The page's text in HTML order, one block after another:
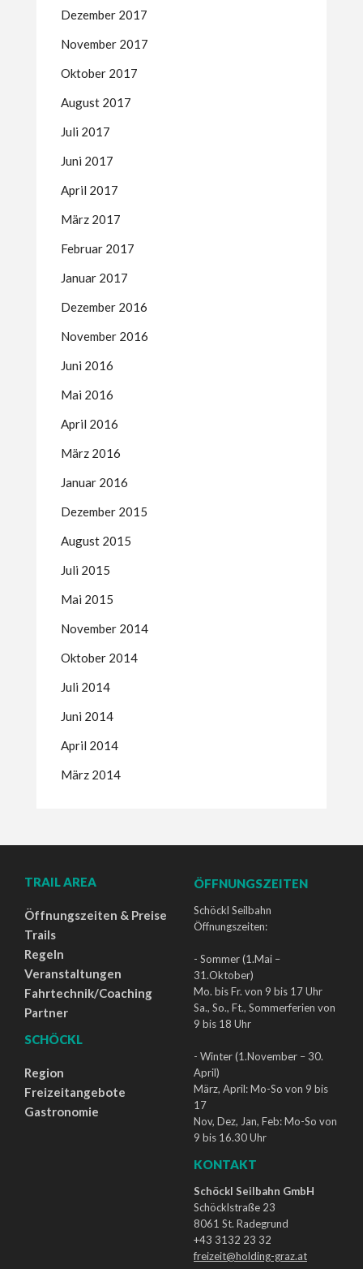
Dezember 2017
November 2017
Oktober 2017
August 2017
Juli 2017
Juni 2017
April 2017
März 2017
Februar 2017
Januar 2017
Dezember 2016
November 2016
Juni 2016
Mai 2016
April 2016
März 2016
Januar 2016
Dezember 2015
August 2015
Juli 2015
Mai 2015
November 2014
Oktober 2014
Juli 2014
Juni 2014
April 2014
März 2014
TRAIL AREA
Öffnungszeiten & Preise
Trails
Regeln
Veranstaltungen
Fahrtechnik/Coaching
Partner
SCHÖCKL
Region
Freizeitangebote
Gastronomie
ÖFFNUNGSZEITEN
Schöckl Seilbahn
Öffnungszeiten:
- Sommer (1.Mai –
31.Oktober)
Mo. bis Fr. von 9 bis 17 Uhr
Sa., So., Ft., Sommerferien von
9 bis 18 Uhr
- Winter (1.November – 30.
April)
März, April: Mo-So von 9 bis
17
Nov, Dez, Jan, Feb: Mo-So von
9 bis 16.30 Uhr
KONTAKT
Schöckl Seilbahn GmbH
Schöcklstraße 23
8061 St. Radegrund
+43 3132 23 32
freizeit@holding-graz.at